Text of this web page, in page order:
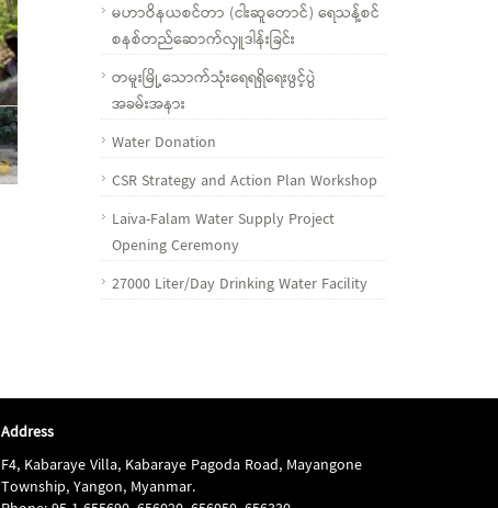
မဟာဝိနယစင်တာ (ငါးဆူတောင်) ရေသန့်စင်
စနစ်တည်ဆောက်လှူဒါန်းခြင်း
တမူးမြို့သောက်သုံးရေရရှိရေးဖွင့်ပွဲ
အခမ်းအနား
Water Donation
CSR Strategy and Action Plan Workshop
Laiva-Falam Water Supply Project
Opening Ceremony
27000 Liter/Day Drinking Water Facility
Address
F4, Kabaraye Villa, Kabaraye Pagoda Road, Mayangone
Township, Yangon, Myanmar.